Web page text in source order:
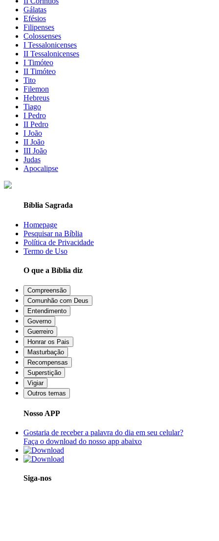
Gálatas
Efésios
Filipenses
Colossenses
I Tessalonicenses
II Tessalonicenses
I Timóteo
II Timóteo
Tito
Filemon
Hebreus
Tiago
I Pedro
II Pedro
I João
II João
III João
Judas
Apocalipse
Bíblia Sagrada
Homepage
Pesquisar na Bíblia
Política de Privacidade
Termo de Uso
O que a Bíblia diz
Compreensão
Comunhão com Deus
Entendimento
Governo
Guerreiro
Honrar os Pais
Masturbação
Recompensas
Superstição
Vigiar
Outros temas
Nosso APP
Gostaria de receber a palavra do dia em seu celular?
Faça o download do nosso app abaixo
Siga-nos